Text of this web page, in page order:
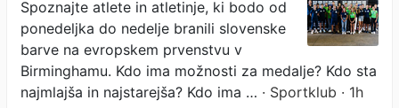
Spoznajte atlete in atletinje, ki bodo od
ponedeljka do nedelje branili slovenske
barve na evropskem prvenstvu v
Birminghamu. Kdo ima možnosti za medalje? Kdo sta
najmlajša in najstarejša? Kdo ima … · Sportklub · 1h